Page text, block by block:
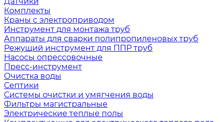
Комплекты
Краны с электроприводом
Инструмент для монтажа труб
Аппараты для сварки полипропиленовых труб
Режущий инструмент для ППР труб
Насосы опрессовочные
Пресс-инструмент
Очистка воды
Септики
Системы очистки и умягчения воды
Фильтры магистральные
Электрические теплые полы